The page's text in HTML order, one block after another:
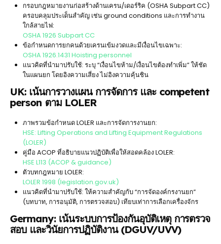
กรอบกฎหมายงานก่อสร้างด้านเครน/เดอร์ริค (OSHA Subpart CC)
ครอบคลุมประเด็นสำคัญ เช่น ground conditions และการทำงาน
ใกล้สายไฟ:
OSHA 1926 Subpart CC
ข้อกำหนดการยกคนด้วยเครนเข้มงวดและมีเงื่อนไขเฉพาะ:
OSHA 1926.1431 Hoisting personnel
แนวคิดที่นำมาปรับใช้: ระบุ “เงื่อนไขห้าม/เงื่อนไขต้องทำเพิ่ม” ให้ชัด
ในแผนยก โดยอิงความเสี่ยง ไม่อิงความคุ้นชิน
UK: เน้นการวางแผน การจัดการ และ competent
person ตาม LOLER
ภาพรวมข้อกำหนด LOLER และการจัดการงานยก:
HSE: Lifting Operations and Lifting Equipment Regulations
(LOLER)
คู่มือ ACOP ที่อธิบายแนวปฏิบัติเพื่อให้สอดคล้อง LOLER:
HSE L113 (ACOP & guidance)
ตัวบทกฎหมาย LOLER:
LOLER 1998 (legislation.gov.uk)
แนวคิดที่นำมาปรับใช้: ให้ความสำคัญกับ “การจัดองค์กรงานยก”
(บทบาท, การอนุมัติ, การตรวจสอบ) เทียบเท่าการเลือกเครื่องจักร
Germany: เน้นระบบการป้องกันอุบัติเหตุ การตรวจ
สอบ และวินัยการปฏิบัติงาน (DGUV/UVV)